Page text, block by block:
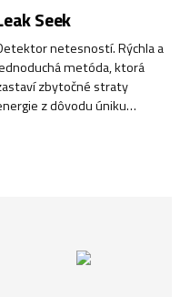
Seek
netesností. Rýchla a
metóda, ktorá
zbytočné straty
z dôvodu úniku